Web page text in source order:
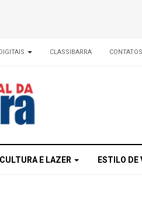
CLASSIBARRA CONTATOS
CULTURA E LAZER ESTILO DE